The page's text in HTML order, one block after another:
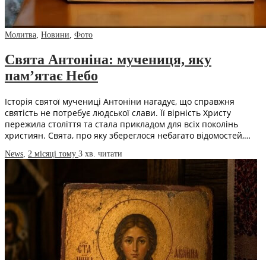
Молитва Новини Фото
Свята Антоніна: мучениця, яку
пам’ятає Небо
Історія святої мучениці Антоніни нагадує, що справжня
святість не потребує людської слави. Її вірність Христу
пережила століття та стала прикладом для всіх поколінь
християн. Свята, про яку збереглося небагато відомостей,…
News 2 місяці тому 3 хв. читати